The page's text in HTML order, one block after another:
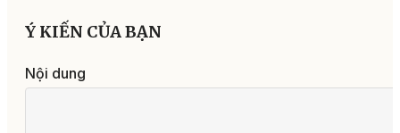
Ý KIẾN CỦA BẠN
Nội dung